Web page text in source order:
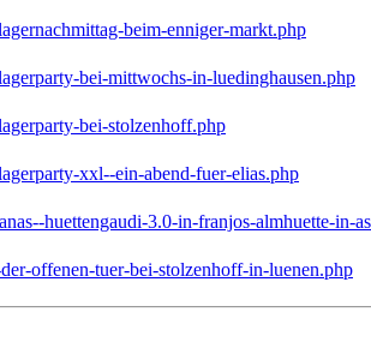
beim-enniger-markt.php
bei-mittwochs-in-luedinghausen.php
bei-stolzenhoff.php
xxl--ein-abend-fuer-elias.php
huettengaudi-3.0-in-franjos-almhuette-in-
offenen-tuer-bei-stolzenhoff-in-luenen.php